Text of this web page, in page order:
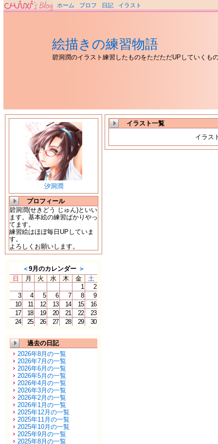
ホーム プロフ 日記 イラスト
絵描きの練習物語
碧洞潤のイラスト練習したものをただただUPしていくも
汐洞潤
プロフィール
碧洞潤(せきどう じゅん)といい
ます。基本絵の練習ばかりやっ
てます。
練習絵はほぼ毎日UPしていま
す。
よろしくお願いします。
＜9月のカレンダー ＞
日
月 火 水 木 金
土
1
2
3
4 5 6 7 8
9
10
11 12 13 14 15
16
17
18 19 20 21 22
23
24
25 26 27 28 29 30
過去の日記
2026年8月の一覧
2026年7月の一覧
2026年6月の一覧
2026年5月の一覧
2026年4月の一覧
2026年3月の一覧
2026年2月の一覧
2026年1月の一覧
2025年12月の一覧
2025年11月の一覧
2025年10月の一覧
2025年9月の一覧
2025年8月の一覧
イラスト一覧
イラス